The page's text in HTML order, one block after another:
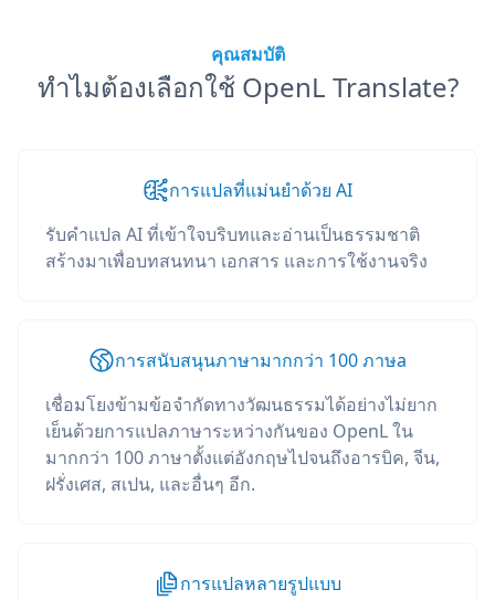
คุณสมบัติ
ทำไมต้องเลือกใช้ OpenL Translate?
การแปลที่แม่นยำด้วย AI
รับคำแปล AI ที่เข้าใจบริบทและอ่านเป็นธรรมชาติ
สร้างมาเพื่อบทสนทนา เอกสาร และการใช้งานจริง
การสนับสนุนภาษามากกว่า 100 ภาษа
เชื่อมโยงข้ามข้อจำกัดทางวัฒนธรรมได้อย่างไม่ยาก
เย็นด้วยการแปลภาษาระหว่างกันของ OpenL ใน
มากกว่า 100 ภาษาตั้งแต่อังกฤษไปจนถึงอารบิค, จีน,
ฝรั่งเศส, สเปน, และอื่นๆ อีก.
การแปลหลายรูปแบบ